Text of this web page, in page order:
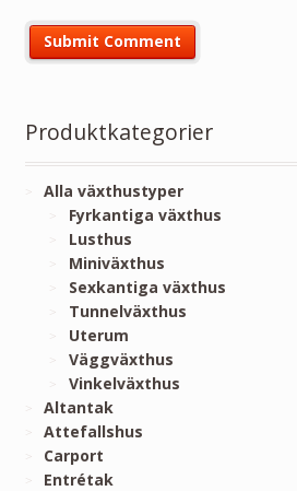
Produktkategorier
Alla växthustyper
Fyrkantiga växthus
Lusthus
Miniväxthus
Sexkantiga växthus
Tunnelväxthus
Uterum
Väggväxthus
Vinkelväxthus
Altantak
Attefallshus
Carport
Entrétak